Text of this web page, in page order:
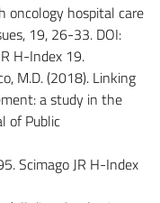
oncology hospital care
19, 26-33. DOI:
H-Index 19.
M.D. (2018). Linking
a study in the
of Public
Scimago JR H-Index